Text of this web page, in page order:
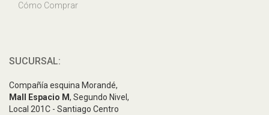
Cómo Comprar
SUCURSAL:
Compañía esquina Morandé,
Mall Espacio M, Segundo Nivel,
Local 201C - Santiago Centro